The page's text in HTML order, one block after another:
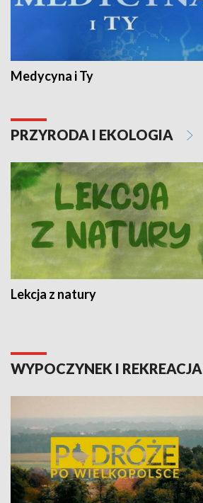
Medycyna i Ty
PRZYRODA I EKOLOGIA
Lekcja z natury
WYPOCZYNEK I REKREACJA